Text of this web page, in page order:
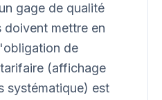
gage de qualité
doivent mettre en
de
(affichage
systématique) est